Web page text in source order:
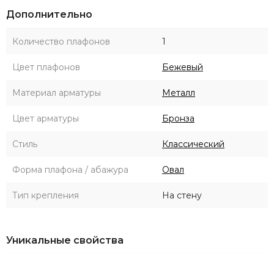
Дополнительно
Количество плафонов 1
Цвет плафонов Бежевый
Материал арматуры Металл
Цвет арматуры Бронза
Стиль Классический
Форма плафона / абажура Овал
Тип крепления На стену
Уникальные свойства